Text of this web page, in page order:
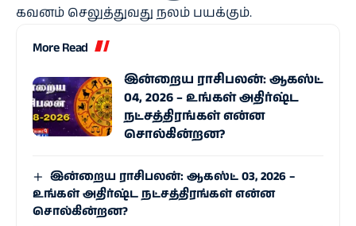
கவனம் செலுத்துவது நலம் பயக்கும்.
More Read
இன்றைய ராசிபலன்: ஆகஸ்ட்
04, 2026 – உங்கள் அதிர்ஷ்ட
நட்சத்திரங்கள் என்ன
சொல்கின்றன?
இன்றைய ராசிபலன்: ஆகஸ்ட் 03, 2026 –
உங்கள் அதிர்ஷ்ட நட்சத்திரங்கள் என்ன
சொல்கின்றன?